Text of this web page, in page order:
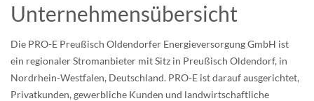
Unternehmensübersicht
Die PRO-E Preußisch Oldendorfer Energieversorgung GmbH ist
ein regionaler Stromanbieter mit Sitz in Preußisch Oldendorf, in
Nordrhein-Westfalen, Deutschland. PRO-E ist darauf ausgerichtet,
Privatkunden, gewerbliche Kunden und landwirtschaftliche